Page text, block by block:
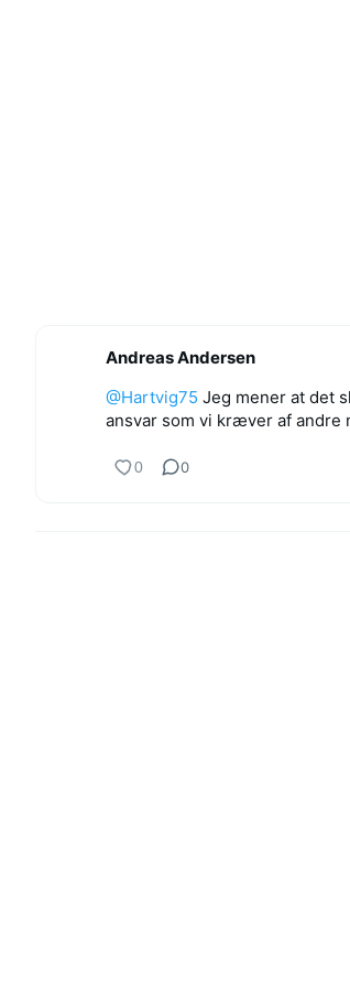
Andreas Andersen
@Hartvig75 Jeg mener at det
ansvar som vi kræver af andre
0 0